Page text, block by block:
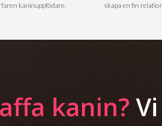
kaninuppfödare.
skapa en fin
kanin?